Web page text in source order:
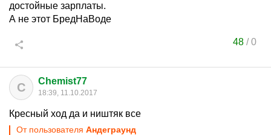
достойные зарплаты.
А не этот БредНаВоде
48 /0
C Chemist77
18:39, 11.10.2017
Кресный ход да и ништяк все
От пользователя Aндеграунд